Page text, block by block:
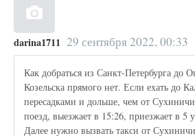
darina1711 29 сентября 2022, 00:33
Как добраться из Санкт-Петербурга до
Козельска прямого нет. Если ехать до
пересадками и дольше, чем от
поезд, выезжает в 15:26, приезжает в 5
Далее нужно вызвать такси от